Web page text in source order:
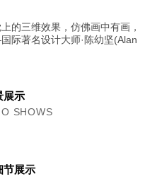
的三维效果，仿佛画中有画，
际著名设计大师·陈幼坚(Alan
展示
SHOWS
节展示